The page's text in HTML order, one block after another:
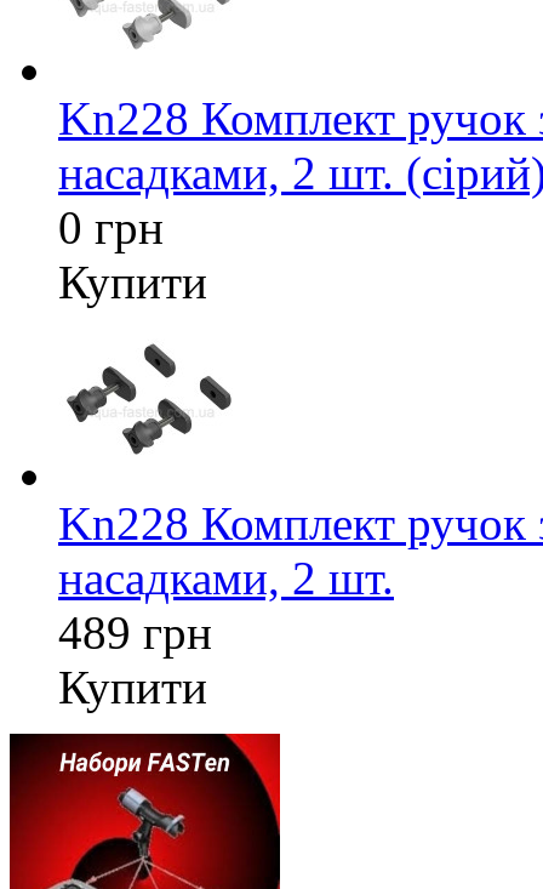
Kn228 Комплект ручок
насадками, 2 шт.
0 грн
Купити
Kn228 Комплект ручок
насадками, 2 шт.
489 грн
Купити